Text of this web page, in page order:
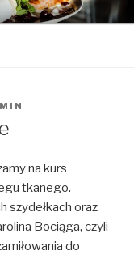
na kurs
tkanego.
szydełkach oraz
Bociąga, czyli
do